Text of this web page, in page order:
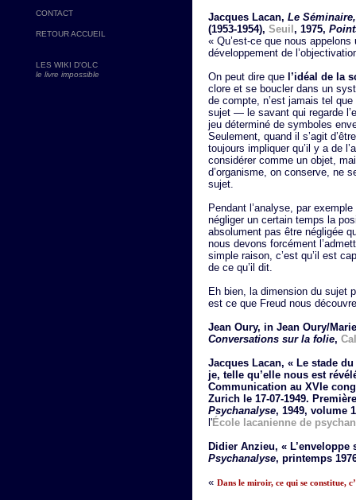
CONTACT
RETOUR ACCUEIL
LES WIKI D'OLC
le livre impossible
Jacques Lacan, Le
(1953-1954), Seuil , 1975,
« Qu’est-ce que nous
développement de
On peut dire que l’idéal de la
clore et se boucler dans un
de compte, n’est jamais tel
sujet — le savant qui regarde
jeu déterminé de symboles
Seulement, quand il s’agit
toujours impliquer qu’il y a de
considérer comme un objet,
d’organisme, on conserve, ne
sujet.
Pendant l’analyse, par
négliger un certain temps la
absolument pas être négligée
nous devons forcément
simple raison, c’est qu’il est
de ce qu’il dit.
Eh bien, la dimension du sujet
est ce que Freud nous
Jean Oury, in Jean Oury/
Conversations sur la folie,
Jacques Lacan, « Le stade
je, telle qu’elle nous est
Communication au XVIe
Zurich le 17-07-1949.
Psychanalyse, 1949, volume
l'École lacanienne de
Didier Anzieu, «
Psychanalyse, printemps
« Dans le miroir, ce qui se constitue,